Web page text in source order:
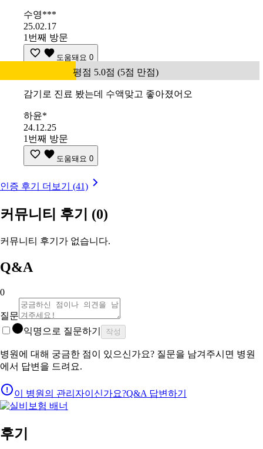
수영***
25.02.17
1번째 방문
도움돼요 0
평점 5.0점 (5점 만점)
감기로 진료 봤는데 수액맞고 좋아졌어오
하윤*
24.12.25
1번째 방문
도움돼요 0
인증 후기 더보기 (41)
커뮤니티 후기 (0)
커뮤니티 후기가 없습니다.
Q&A
0
질문
익명으로 질문하기
작성
병원에 대해 궁금한 점이 있으신가요? 질문을 남겨주시면 병원
에서 답변을 드려요.
이 병원의 관리자이신가요?Q&A 답변하기
후기